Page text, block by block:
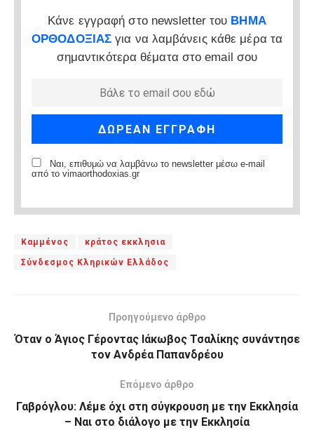
Κάνε εγγραφή στο newsletter του ΒΗΜΑ
ΟΡΘΟΔΟΞΙΑΣ για να λαμβάνεις κάθε μέρα τα
σημαντικότερα θέματα στο email σου
Ναι, επιθυμώ να λαμβάνω το newsletter μέσω e-mail
από το vimaorthodoxias.gr
Καμμένος κράτος εκκλησια
Σύνδεσμος Κληρικών Ελλάδος
Προηγούμενο άρθρο
Όταν ο Άγιος Γέροντας Ιάκωβος Τσαλίκης συνάντησε
τον Ανδρέα Παπανδρέου
Επόμενο άρθρο
Γαβρόγλου: Λέμε όχι στη σύγκρουση με την Εκκλησία
– Ναι στο διάλογο με την Εκκλησία